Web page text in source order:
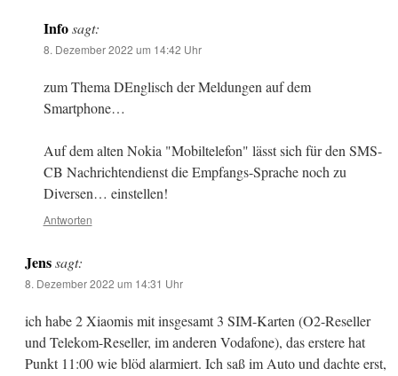
Info sagt:
8. Dezember 2022 um 14:42 Uhr
zum Thema DEnglisch der Meldungen auf dem
Smartphone…
Auf dem alten Nokia "Mobiltelefon" lässt sich für den SMS-
CB Nachrichtendienst die Empfangs-Sprache noch zu
Diversen… einstellen!
Antworten
Jens sagt:
8. Dezember 2022 um 14:31 Uhr
ich habe 2 Xiaomis mit insgesamt 3 SIM-Karten (O2-Reseller
und Telekom-Reseller, im anderen Vodafone), das erstere hat
Punkt 11:00 wie blöd alarmiert. Ich saß im Auto und dachte erst,